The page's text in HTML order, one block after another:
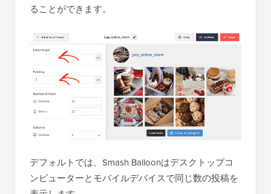
ることができます。
デフォルトでは、Smash Balloonはデスクトップコ
ンピューターとモバイルデバイスで同じ数の投稿を